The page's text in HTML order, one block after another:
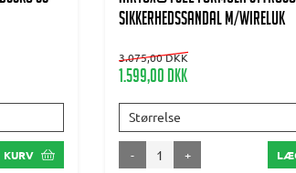
sikkerhedssandal m/wireluk
3.075,00 DKK
1.599,00 DKK
Størrelse
- +